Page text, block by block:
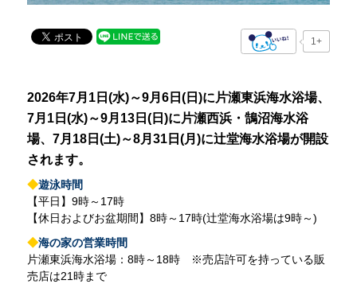
1+
2026年7月1日(水)～9月6日(日)に片瀬東浜海水浴場、
7月1日(水)～9月13日(日)に片瀬西浜・鵠沼海水浴
場、7月18日(土)～8月31日(月)に辻堂海水浴場が開設
されます。
◆遊泳時間
【平日】9時～17時
【休日およびお盆期間】8時～17時(辻堂海水浴場は9時～)
◆海の家の営業時間
片瀬東浜海水浴場：8時～18時 ※売店許可を持っている販
売店は21時まで